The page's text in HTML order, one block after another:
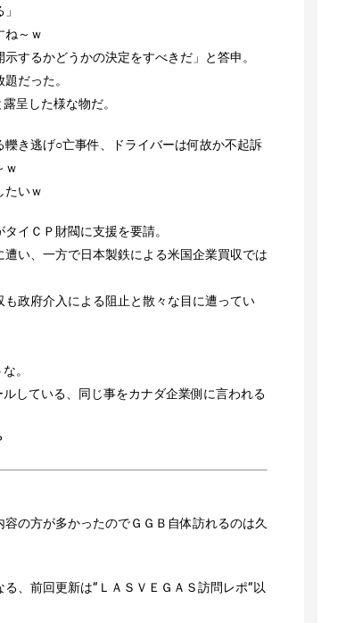
ね～ｗ
するかどうかの決定をすべきだ」と答申。
だった。
呈した様な物だ。
き逃げ○亡事件、ドライバーは何故か不起訴
ｗ
たいｗ
イＣＰ財閥に支援を要請。
い、一方で日本製鉄による米国企業買収では
政府介入による阻止と散々な目に遭ってい
。
している、同じ事をカナダ企業側に言われる
の方が多かったのでＧＧＢ自体訪れるのは久
、前回更新は”ＬＡＳＶＥＧＡＳ訪問レポ”以